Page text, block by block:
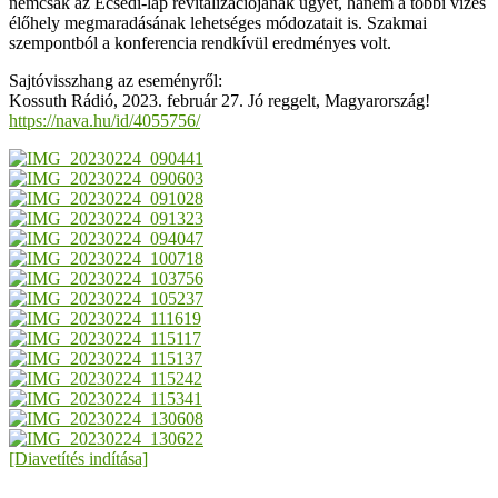
élőhely megmaradásának lehetséges módozatait is. Szakmai
szempontból a konferencia rendkívül eredményes volt.
Sajtóvisszhang az eseményről:
Kossuth Rádió, 2023. február 27. Jó reggelt, Magyarország!
https://nava.hu/id/4055756/
[Diavetítés indítása]